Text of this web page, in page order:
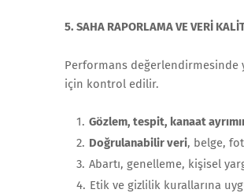
5. SAHA RAPORLAMA VE VERİ
Performans değerlendirmesinde
için kontrol edilir.
Gözlem, tespit, kanaat
Doğrulanabilir veri, belge,
Abartı, genelleme, kişisel
Etik ve gizlilik kurallarına